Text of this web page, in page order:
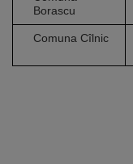
Borascu
Comuna Cîlnic